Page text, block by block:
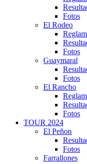
Fotos
El Rodeo
Fotos
Guaymaral
Fotos
El Rancho
Fotos
TOUR 2024
El Peñon
Fotos
Farrallones